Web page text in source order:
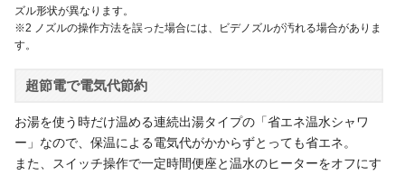
ズル形状が異なります。
※2 ノズルの操作方法を誤った場合には、ビデノズルが汚れる場合がありま
す。
超節電で電気代節約
お湯を使う時だけ温める連続出湯タイプの「省エネ温水シャワ
ー」なので、保温による電気代がかからずとっても省エネ。
また、スイッチ操作で一定時間便座と温水のヒーターをオフにす